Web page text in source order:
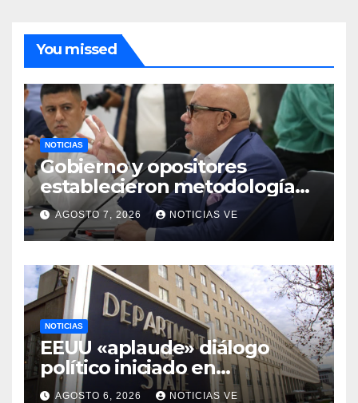
You missed
NOTICIAS
Gobierno y opositores
establecieron metodología
para el proceso de diálogo en
Venezuela
AGOSTO 7, 2026 NOTICIAS VE
NOTICIAS
EEUU «aplaude» diálogo
político iniciado en
Venezuela
AGOSTO 6, 2026 NOTICIAS VE